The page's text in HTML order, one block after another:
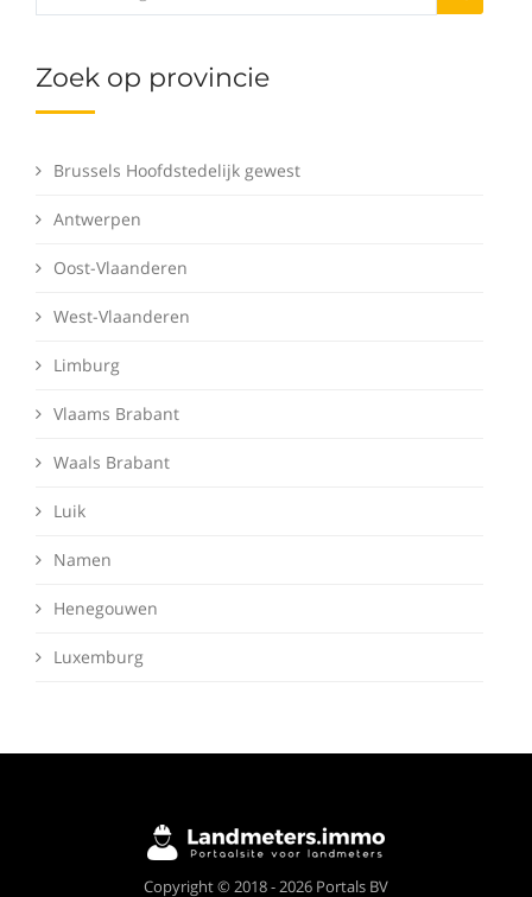
Zoek op provincie
Brussels Hoofdstedelijk gewest
Antwerpen
Oost-Vlaanderen
West-Vlaanderen
Limburg
Vlaams Brabant
Waals Brabant
Luik
Namen
Henegouwen
Luxemburg
Copyright © 2018 - 2026 Portals BV